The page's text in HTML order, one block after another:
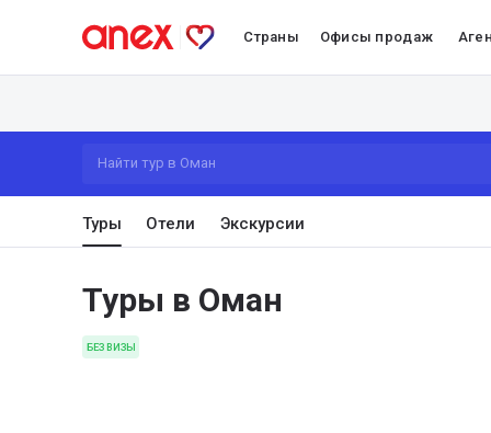
Страны Офисы продаж
Найти тур в Оман
Туры Отели Экскурсии
Туры в Оман
БЕЗ ВИЗЫ